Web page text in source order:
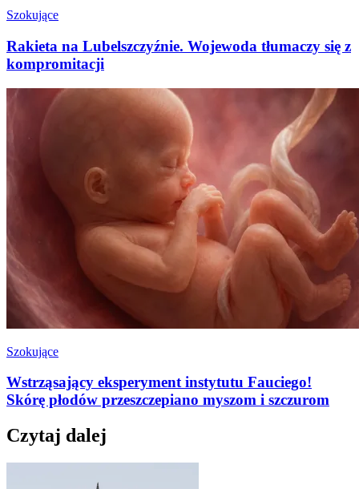
Szokujące
Rakieta na Lubelszczyźnie. Wojewoda tłumaczy się z
kompromitacji
Szokujące
Wstrząsający eksperyment instytutu Fauciego!
Skórę płodów przeszczepiano myszom i szczurom
Czytaj dalej